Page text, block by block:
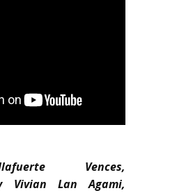
Vences,
Vivian Lan Agami,